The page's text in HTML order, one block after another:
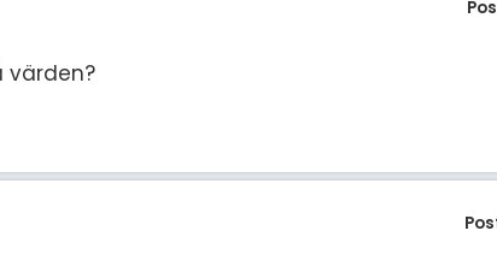
värden?